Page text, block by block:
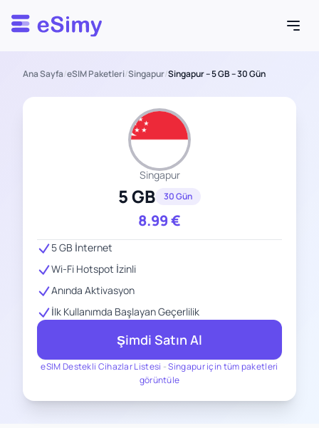
Esimy
Ana Sayfa/eSIM Paketleri/Singapur/Singapur – 5 GB – 30 Gün
Singapur
5 GB 30 Gün
8.99€
eSIM Destekli Cihazlar Listesi -Singapur için tüm paketleri
görüntüle
5 GB İnternet
Wi-Fi Hotspot İzinli
Anında Aktivasyon
İlk Kullanımda Başlayan Geçerlilik
Şimdi Satın Al